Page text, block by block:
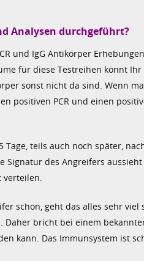
Analysen durchgeführt?
und IgG Antikörper
für diese Testreihen könnt
sonst nicht da sind. Wenn
positiven PCR und einen
Tage, teils auch noch später,
Signatur des Angreifers
verteilen.
schon, geht das alles sehr
bricht bei einem
kann. Das Immunsystem ist